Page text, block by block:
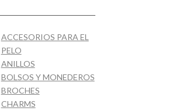
ACCESORIOS PARA EL
PELO
ANILLOS
BOLSOS Y MONEDEROS
BROCHES
CHARMS